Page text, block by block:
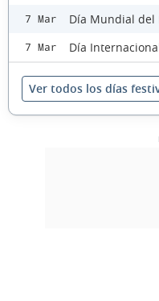
7 Mar Día Mundial del
7 Mar Día
Ver todos los días